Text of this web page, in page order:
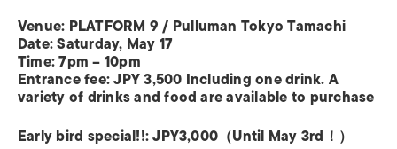
Venue: PLATFORM 9 / Pulluman Tokyo Tamachi
Date: Saturday, May 17
Time: 7pm – 10pm
Entrance fee: JPY 3,500 Including one drink. A
variety of drinks and food are available to purchase
Early bird special!!: JPY3,000（Until May 3rd！）